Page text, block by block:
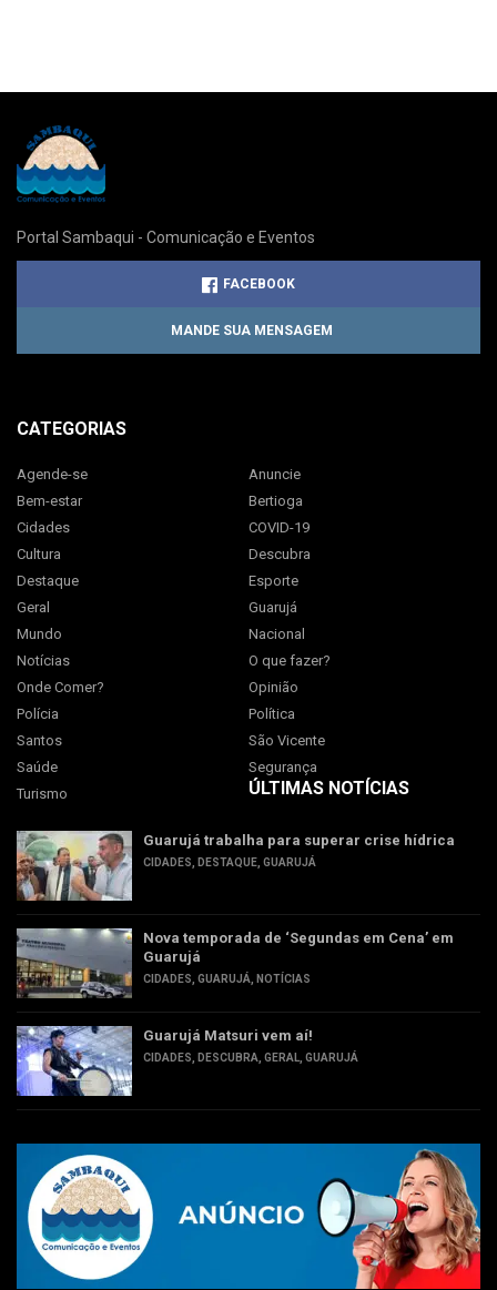
Portal Sambaqui - Comunicação e Eventos
FACEBOOK
MANDE SUA MENSAGEM
CATEGORIAS
Agende-se
Anuncie
Bem-estar
Bertioga
Cidades
COVID-19
Cultura
Descubra
Destaque
Esporte
Geral
Guarujá
Mundo
Nacional
Notícias
O que fazer?
Onde Comer?
Opinião
Polícia
Política
Santos
São Vicente
Saúde
Segurança
Turismo
ÚLTIMAS NOTÍCIAS
Guarujá trabalha para superar crise hídrica
CIDADES DESTAQUE GUARUJÁ
Nova temporada de ‘Segundas em Cena’ em
Guarujá
CIDADES GUARUJÁ NOTÍCIAS
Guarujá Matsuri vem aí!
CIDADES DESCUBRA GERAL GUARUJÁ